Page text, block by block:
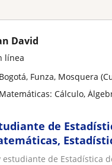
David
línea
Bogotá, Funza, Mosquera
Matemáticas: Cálculo,
de
estudiante de Estadística